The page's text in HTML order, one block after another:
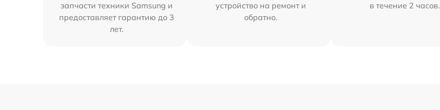
запчасти техники Samsung и
предоставляет гарантию до 3
лет.
устройство на ремонт и
обратно.
в течение 2 часов.